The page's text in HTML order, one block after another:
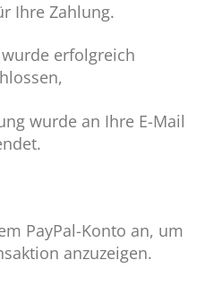
Ihre Zahlung.
erfolgreich
wurde an Ihre E-Mail
PayPal-Konto an, um
anzuzeigen.